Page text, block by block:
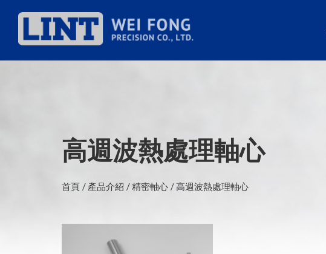
高週波熱處理軸心
首頁 產品介紹 精密軸心 高週波熱處理軸心